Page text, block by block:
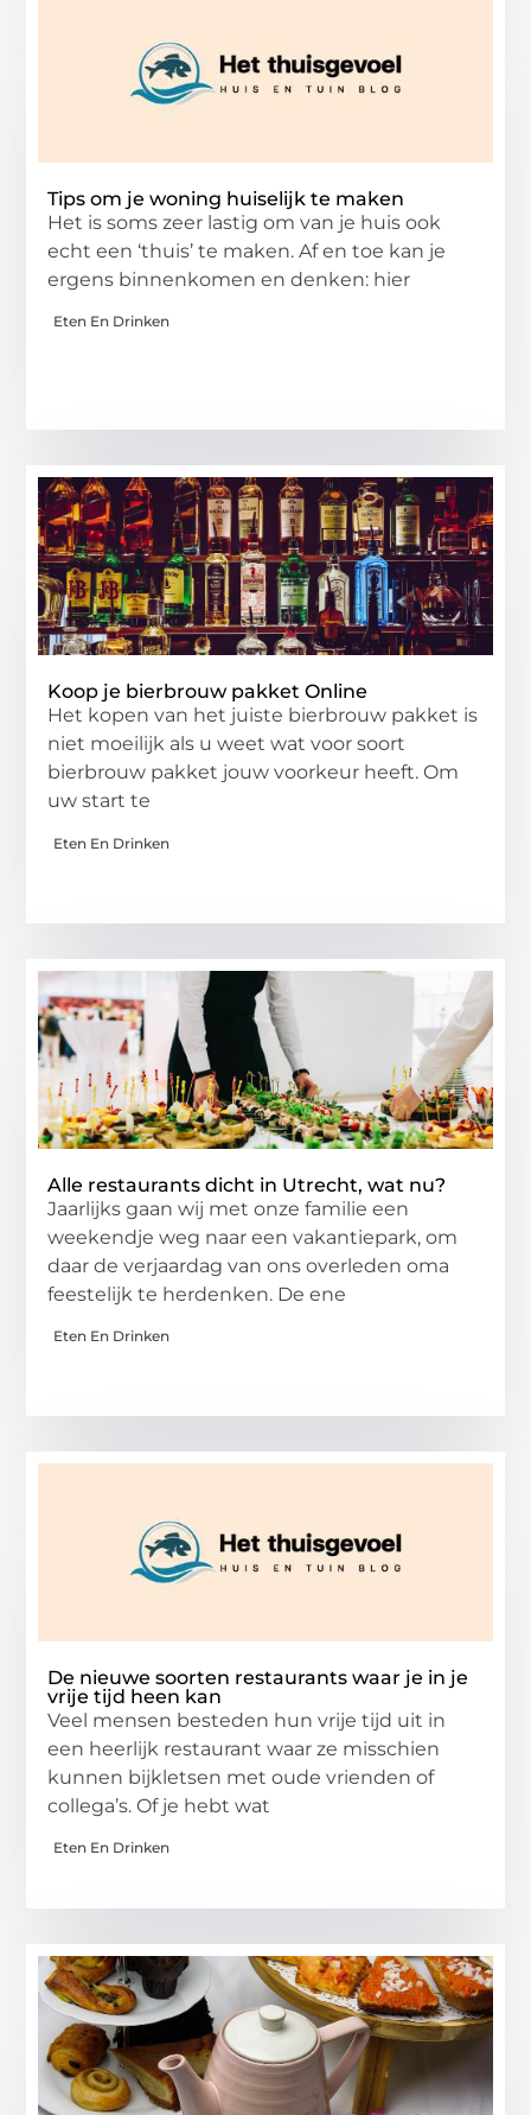
Tips om je woning huiselijk te maken
Het is soms zeer lastig om van je huis ook
echt een ‘thuis’ te maken. Af en toe kan je
ergens binnenkomen en denken: hier
Eten En Drinken
Koop je bierbrouw pakket Online
Het kopen van het juiste bierbrouw pakket is
niet moeilijk als u weet wat voor soort
bierbrouw pakket jouw voorkeur heeft. Om
uw start te
Eten En Drinken
Alle restaurants dicht in Utrecht, wat nu?
Jaarlijks gaan wij met onze familie een
weekendje weg naar een vakantiepark, om
daar de verjaardag van ons overleden oma
feestelijk te herdenken. De ene
Eten En Drinken
De nieuwe soorten restaurants waar je in je
vrije tijd heen kan
Veel mensen besteden hun vrije tijd uit in
een heerlijk restaurant waar ze misschien
kunnen bijkletsen met oude vrienden of
collega’s. Of je hebt wat
Eten En Drinken